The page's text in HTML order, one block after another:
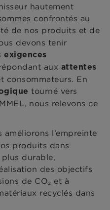
hautement
confrontés au
de nos produits et de
devons tenir
exigences
aux attentes
consommateurs. En
tourné vers
nous relevons ce
améliorons l’empreinte
produits dans
plus durable,
des objectifs
de CO₂ et à
recyclés dans